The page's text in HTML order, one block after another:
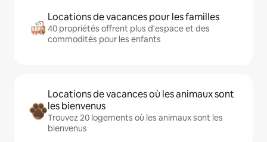
Locations de vacances pour les familles
40 propriétés offrent plus d'espace et des
commodités pour les enfants
Locations de vacances où les animaux sont
les bienvenus
Trouvez 20 logements où les animaux sont les
bienvenus